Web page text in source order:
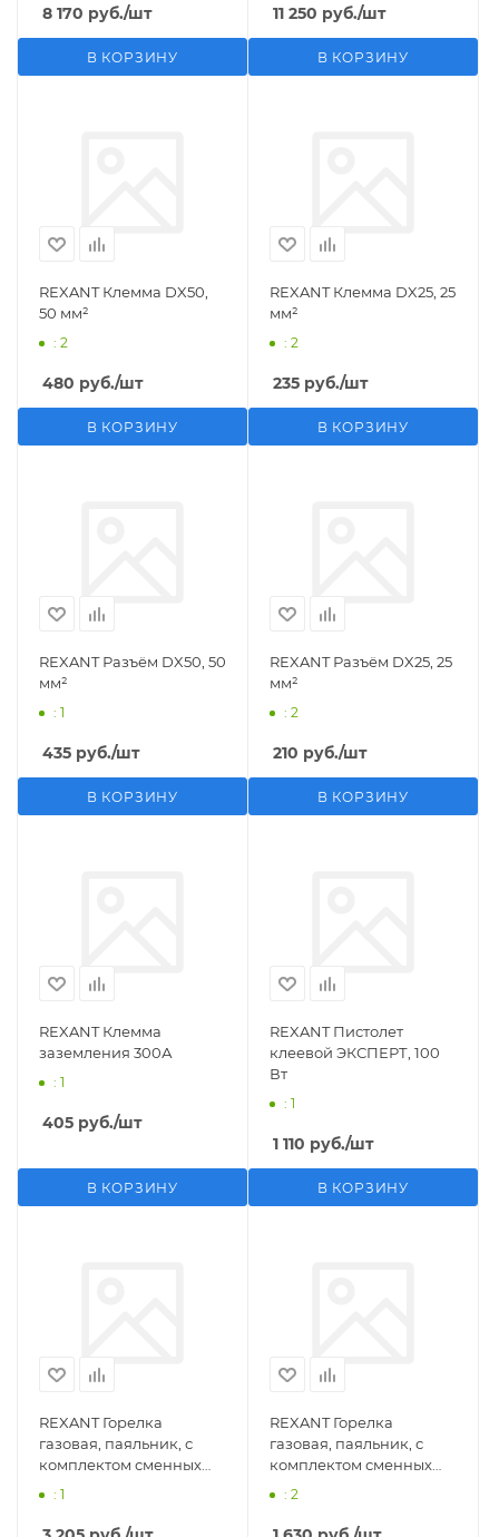
8 170 руб./шт
В КОРЗИНУ
11 250 руб./шт
В КОРЗИНУ
REXANT Клемма DX50,
50 мм²
: 2
480 руб./шт
В КОРЗИНУ
REXANT Клемма DX25, 25
мм²
: 2
235 руб./шт
В КОРЗИНУ
REXANT Разъём DX50, 50
мм²
: 1
435 руб./шт
В КОРЗИНУ
REXANT Разъём DX25, 25
мм²
: 2
210 руб./шт
В КОРЗИНУ
REXANT Клемма
заземления 300А
: 1
405 руб./шт
В КОРЗИНУ
REXANT Пистолет
клеевой ЭКСПЕРТ, 100
Вт
: 1
1 110 руб./шт
В КОРЗИНУ
REXANT Горелка
газовая, паяльник, с
комплектом сменных
насадок, 11 предметов
: 1
REXANT Горелка
газовая, паяльник, с
комплектом сменных
насадок, 3 предмета
: 2